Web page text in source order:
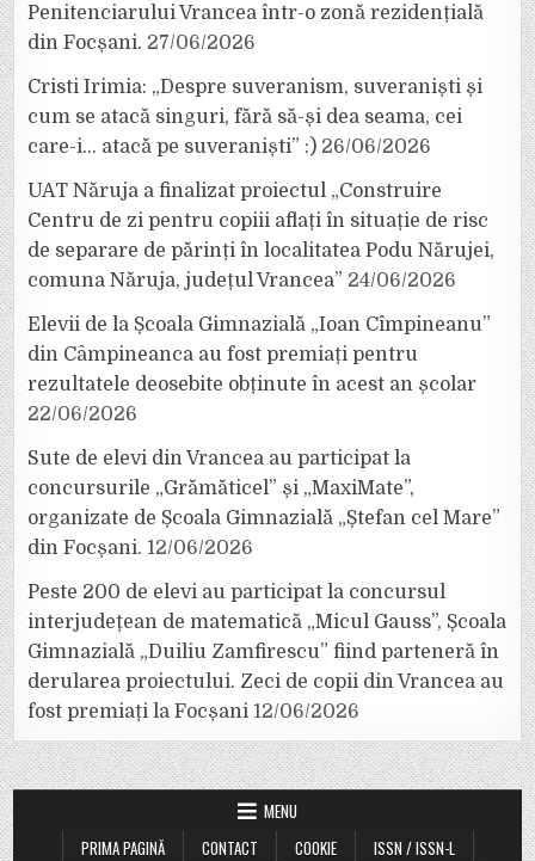
Penitenciarului Vrancea într-o zonă rezidențială
din Focșani. 27/06/2026
Cristi Irimia: „Despre suveranism, suveraniști și
cum se atacă singuri, fără să-și dea seama, cei
care-i… atacă pe suveraniști” :) 26/06/2026
UAT Năruja a finalizat proiectul „Construire
Centru de zi pentru copiii aflați în situație de risc
de separare de părinți în localitatea Podu Nărujei,
comuna Năruja, județul Vrancea” 24/06/2026
Elevii de la Școala Gimnazială „Ioan Cîmpineanu”
din Câmpineanca au fost premiați pentru
rezultatele deosebite obținute în acest an școlar
22/06/2026
Sute de elevi din Vrancea au participat la
concursurile „Grămăticel” și „MaxiMate”,
organizate de Școala Gimnazială „Ștefan cel Mare”
din Focșani. 12/06/2026
Peste 200 de elevi au participat la concursul
interjudețean de matematică „Micul Gauss”, Școala
Gimnazială „Duiliu Zamfirescu” fiind parteneră în
derularea proiectului. Zeci de copii din Vrancea au
fost premiați la Focșani 12/06/2026
MENU
PRIMA PAGINĂ
CONTACT COOKIE
ISSN / ISSN-L